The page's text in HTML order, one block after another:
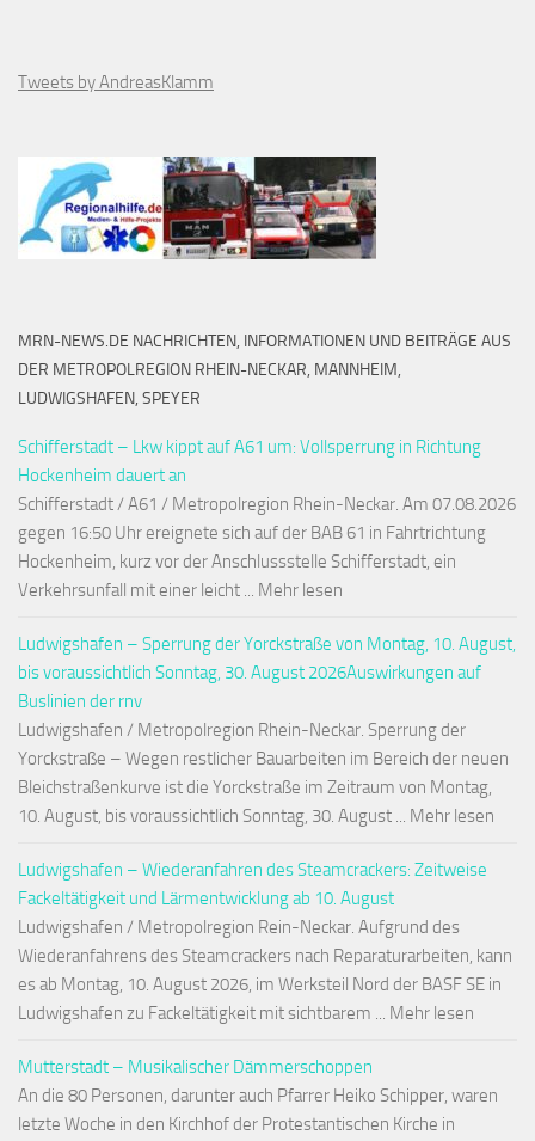
Tweets by AndreasKlamm
MRN-NEWS.DE NACHRICHTEN, INFORMATIONEN UND BEITRÄGE AUS
DER METROPOLREGION RHEIN-NECKAR, MANNHEIM,
LUDWIGSHAFEN, SPEYER
Schifferstadt – Lkw kippt auf A61 um: Vollsperrung in Richtung
Hockenheim dauert an
Schifferstadt / A61 / Metropolregion Rhein-Neckar. Am 07.08.2026
gegen 16:50 Uhr ereignete sich auf der BAB 61 in Fahrtrichtung
Hockenheim, kurz vor der Anschlussstelle Schifferstadt, ein
Verkehrsunfall mit einer leicht ... Mehr lesen
Ludwigshafen – Sperrung der Yorckstraße von Montag, 10. August,
bis voraussichtlich Sonntag, 30. August 2026Auswirkungen auf
Buslinien der rnv
Ludwigshafen / Metropolregion Rhein-Neckar. Sperrung der
Yorckstraße – Wegen restlicher Bauarbeiten im Bereich der neuen
Bleichstraßenkurve ist die Yorckstraße im Zeitraum von Montag,
10. August, bis voraussichtlich Sonntag, 30. August ... Mehr lesen
Ludwigshafen – Wiederanfahren des Steamcrackers: Zeitweise
Fackeltätigkeit und Lärmentwicklung ab 10. August
Ludwigshafen / Metropolregion Rein-Neckar. Aufgrund des
Wiederanfahrens des Steamcrackers nach Reparaturarbeiten, kann
es ab Montag, 10. August 2026, im Werksteil Nord der BASF SE in
Ludwigshafen zu Fackeltätigkeit mit sichtbarem ... Mehr lesen
Mutterstadt – Musikalischer Dämmerschoppen
An die 80 Personen, darunter auch Pfarrer Heiko Schipper, waren
letzte Woche in den Kirchhof der Protestantischen Kirche in